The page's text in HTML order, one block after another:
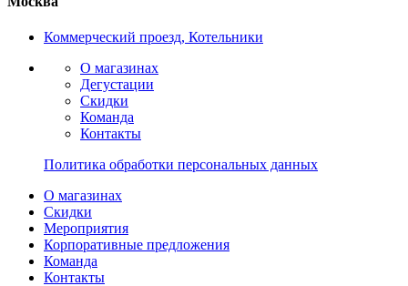
Коммерческий проезд, Котельники
О магазинах
Дегустации
Скидки
Команда
Контакты
Политика обработки персональных данных
О магазинах
Скидки
Мероприятия
Корпоративные предложения
Команда
Контакты